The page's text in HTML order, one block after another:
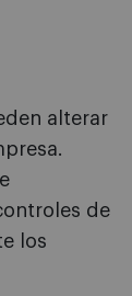
alterar
de
los